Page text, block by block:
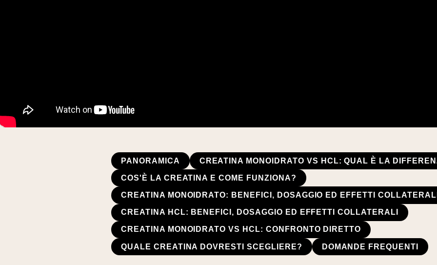
PANORAMICA CREATINA MONOIDRATO VS HCL: QUAL È LA
COS'È LA CREATINA E COME FUNZIONA?
CREATINA MONOIDRATO: BENEFICI, DOSAGGIO ED EFFETTI COLLATERALI
CREATINA HCL: BENEFICI, DOSAGGIO ED EFFETTI COLLATERALI
CREATINA MONOIDRATO VS HCL: CONFRONTO DIRETTO
QUALE CREATINA DOVRESTI SCEGLIERE? DOMANDE FREQUENTI